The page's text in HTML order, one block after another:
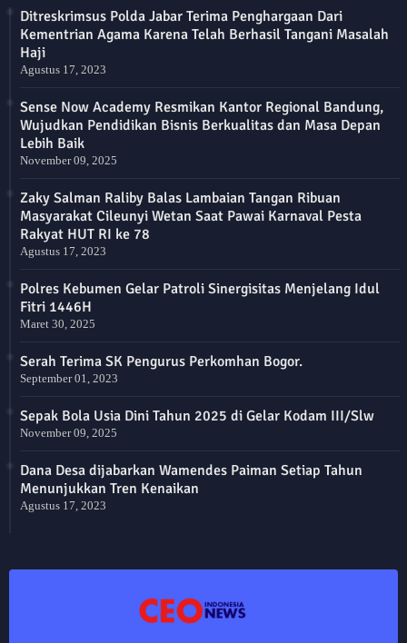
Ditreskrimsus Polda Jabar Terima Penghargaan Dari
Kementrian Agama Karena Telah Berhasil Tangani Masalah
Haji
Agustus 17, 2023
Sense Now Academy Resmikan Kantor Regional Bandung,
Wujudkan Pendidikan Bisnis Berkualitas dan Masa Depan
Lebih Baik
November 09, 2025
Zaky Salman Raliby Balas Lambaian Tangan Ribuan
Masyarakat Cileunyi Wetan Saat Pawai Karnaval Pesta
Rakyat HUT RI ke 78
Agustus 17, 2023
Polres Kebumen Gelar Patroli Sinergisitas Menjelang Idul
Fitri 1446H
Maret 30, 2025
Serah Terima SK Pengurus Perkomhan Bogor.
September 01, 2023
Sepak Bola Usia Dini Tahun 2025 di Gelar Kodam III/Slw
November 09, 2025
Dana Desa dijabarkan Wamendes Paiman Setiap Tahun
Menunjukkan Tren Kenaikan
Agustus 17, 2023